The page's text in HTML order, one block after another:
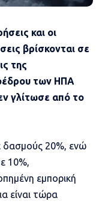
και οι
βρίσκονται σε
της
των ΗΠΑ
γλίτωσε από το
δασμούς 20%, ενώ
10%,
εμπορική
είναι τώρα